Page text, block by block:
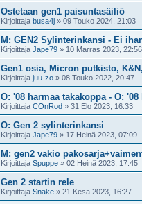
Ostetaan gen1 paisuntasäiliö
Kirjoittaja busa4j » 09 Touko 2024, 21:03
M: GEN2 Sylinterinkansi - Ei
Kirjoittaja Jape79 » 10 Marras 2023, 22:56
Gen1 osia, Micron putkisto,
Kirjoittaja juu-zo » 08 Touko 2022, 20:47
O: '08 harmaa takakoppa - O:
Kirjoittaja COnRod » 31 Elo 2023, 16:33
O: Gen 2 sylinterinkansi
Kirjoittaja Jape79 » 17 Heinä 2023, 07:09
M: gen2 vakio
Kirjoittaja Spuppe » 02 Heinä 2023, 17:45
Gen 2 startin rele
Kirjoittaja Snake » 21 Kesä 2023, 16:27